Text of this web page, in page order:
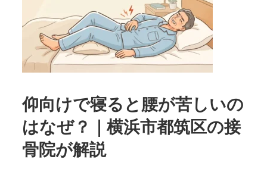
仰向けで寝ると腰が苦しいの
はなぜ？｜横浜市都筑区の接
骨院が解説